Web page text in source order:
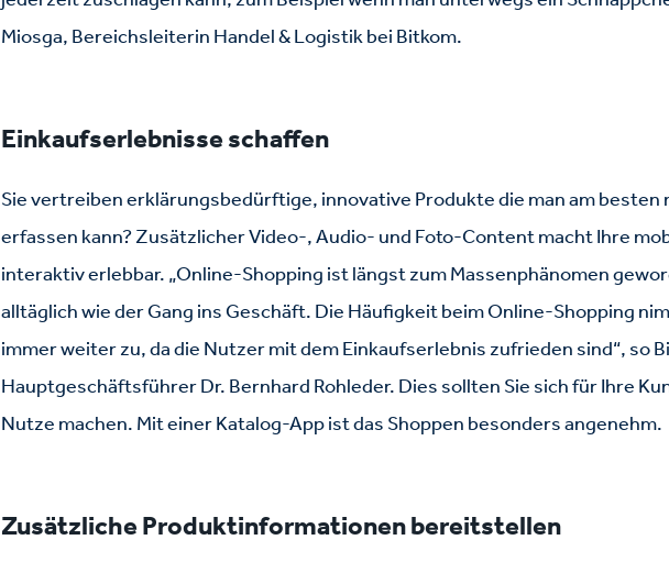
Miosga, Bereichsleiterin Handel & Logistik bei Bitkom.
Einkaufserlebnisse schaffen
Sie vertreiben erklärungsbedürftige, innovative Produkte die man am besten
erfassen kann? Zusätzlicher Video-, Audio- und Foto-Content macht Ihre
interaktiv erlebbar. „Online-Shopping ist längst zum Massenphänomen
alltäglich wie der Gang ins Geschäft. Die Häufigkeit beim Online-Shopping
immer weiter zu, da die Nutzer mit dem Einkaufserlebnis zufrieden sind“, so
Hauptgeschäftsführer Dr. Bernhard Rohleder. Dies sollten Sie sich für Ihre
Nutze machen. Mit einer Katalog-App ist das Shoppen besonders angenehm.
Zusätzliche Produktinformationen bereitstellen